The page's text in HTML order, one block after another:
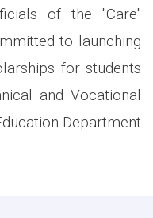
of the "Care"
to launching
for students
and Vocational
Department.